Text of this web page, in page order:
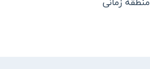
منطقه زمانی